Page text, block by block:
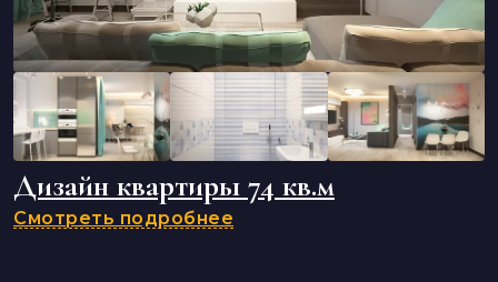
Дизайн квартиры 74 кв.м
Смотреть подробнее